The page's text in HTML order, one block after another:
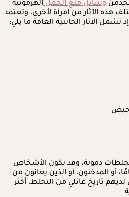
وسائل منع الحملالهرمونية
هذه الآثار من امرأة لأخرى، وتعتمد
الآثار الجانبية العامة ما يلي:
دموية، وقد يكون الأشخاص
تزيد أعمارهم عن 40 عامًا، أو المدخنون، أو الذين يعانون من
لديهم تاريخ عائلي من التجلط، أكثر